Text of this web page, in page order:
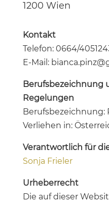
1200 Wien
Kontakt
Telefon: 0664/
E-Mail:
Berufsbezeichnung
Regelungen
Berufsbezeichnung:
Verliehen in:
Verantwortlich für
Sonja Frieler
Urheberrecht
Die auf dieser